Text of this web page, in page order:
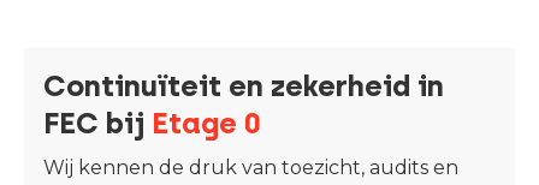
Continuïteit en zekerheid in
FEC bij Etage 0
Wij kennen de druk van toezicht, audits en